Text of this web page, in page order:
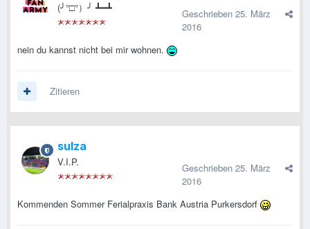
(╯°□°）╯ ┻━┻ Geschrieben 25. März
2016
nein du kannst nicht bei mir wohnen.
Zitieren
sulza
V.I.P. Geschrieben 25. März
2016
Kommenden Sommer Ferialpraxis Bank Austria Purkersdorf